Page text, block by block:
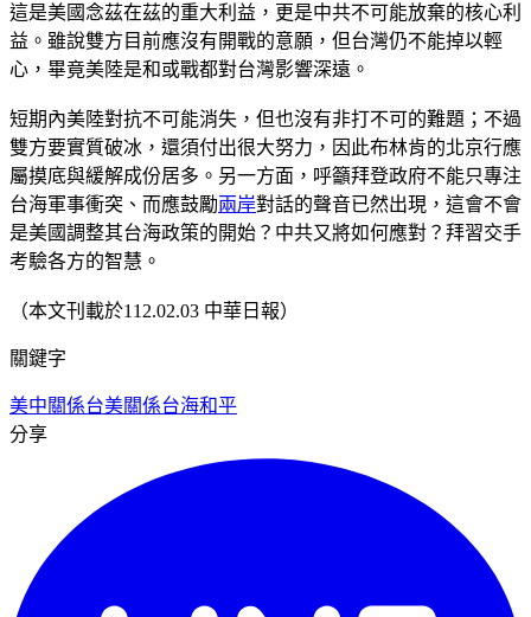
這是美國念茲在茲的重大利益，更是中共不可能放棄的核心利
益。雖說雙方目前應沒有開戰的意願，但台灣仍不能掉以輕
心，畢竟美陸是和或戰都對台灣影響深遠。
短期內美陸對抗不可能消失，但也沒有非打不可的難題；不過
雙方要實質破冰，還須付出很大努力，因此布林肯的北京行應
屬摸底與緩解成份居多。另一方面，呼籲拜登政府不能只專注
台海軍事衝突、而應鼓勵兩岸對話的聲音已然出現，這會不會
是美國調整其台海政策的開始？中共又將如何應對？拜習交手
考驗各方的智慧。
（本文刊載於112.02.03 中華日報）
關鍵字
美中關係台美關係台海和平
分享